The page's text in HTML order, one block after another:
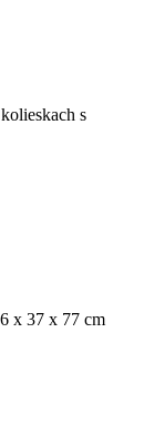
s
x 37 x 77 cm